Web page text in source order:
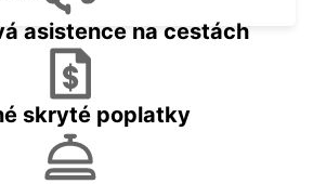
asistence na cestách
skryté poplatky